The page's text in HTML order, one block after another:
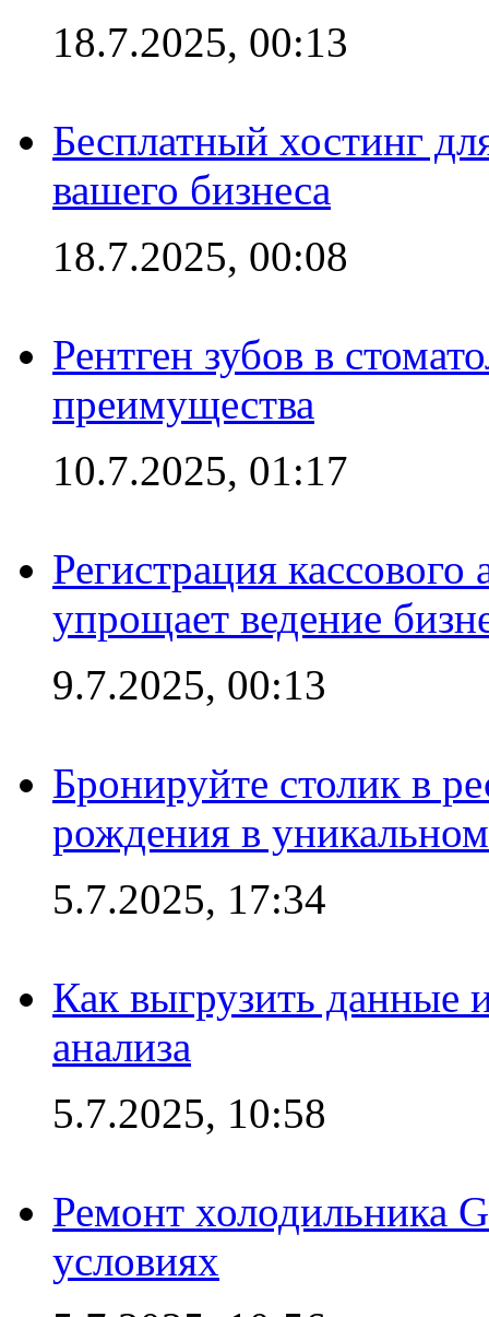
18.7.2025, 00:13
Бесплатный хостинг
вашего бизнеса
18.7.2025, 00:08
Рентген зубов в
преимущества
10.7.2025, 01:17
Регистрация
упрощает ведение
9.7.2025, 00:13
Бронируйте столик в
рождения в
5.7.2025, 17:34
Как выгрузить данные
анализа
5.7.2025, 10:58
Ремонт холодильника
условиях